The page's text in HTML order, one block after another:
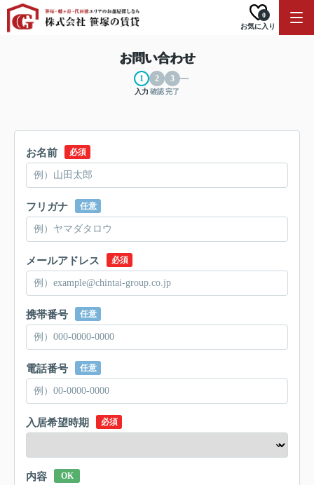
お気に入り
0
お問い合わせ
入力 確認完了
お名前 必須
フリガナ 任意
メールアドレス 必須
携帯番号 任意
電話番号 任意
入居希望時期 必須
内容 OK